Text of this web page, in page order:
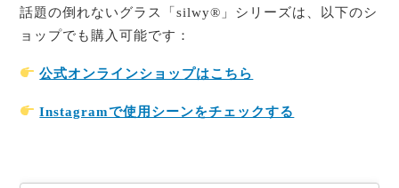
話題の倒れないグラス「silwy®」シリーズは、以下のシ
ョップでも購入可能です：
公式オンラインショップはこちら
Instagramで使用シーンをチェックする